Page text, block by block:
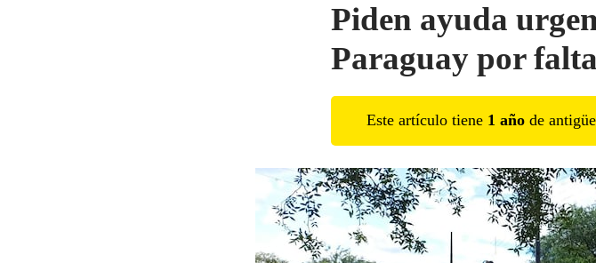
Piden ayuda
Paraguay por
Este artículo tiene 1 año de